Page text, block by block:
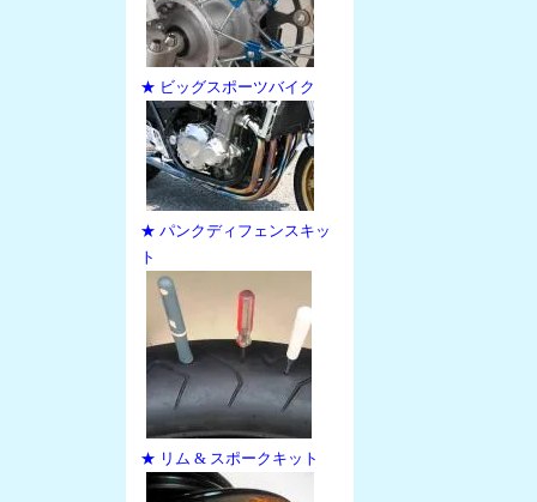
★ ビッグスポーツバイク
★ パンクディフェンスキッ
ト
★ リム & スポークキット